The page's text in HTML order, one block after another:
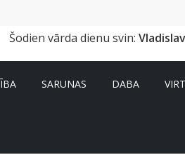
Šodien vārda dienu svin:
SARUNAS DABA